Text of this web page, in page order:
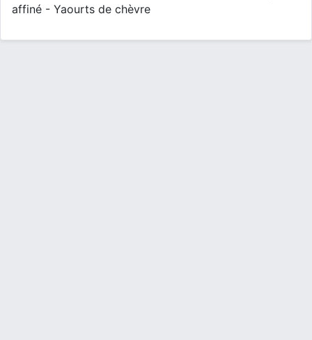
affiné - Yaourts de chèvre